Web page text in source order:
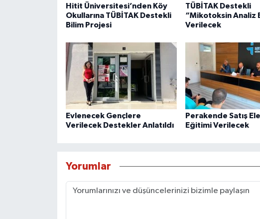
Hitit Üniversitesi’nden Köy
Okullarına TÜBİTAK Destekli
Bilim Projesi
TÜBİTAK Destekli
“Mikotoksin Analiz
Verilecek
Evlenecek Gençlere
Verilecek Destekler Anlatıldı
Perakende Satış
Eğitimi Verilecek
Yorumlar